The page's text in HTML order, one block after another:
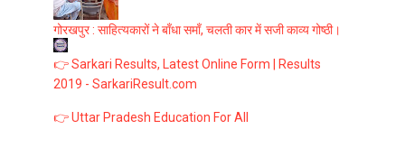
गोरखपुर : साहित्यकारों ने बाँधा समाँ, चलती कार में सजी काव्य गोष्ठी।
👉 Sarkari Results, Latest Online Form | Results
2019 - SarkariResult.com
👉 Uttar Pradesh Education For All